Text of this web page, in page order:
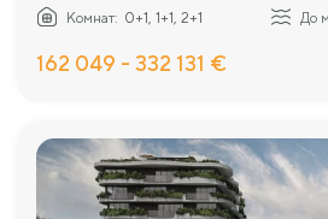
Комнат: 0+1, 1+1, 2+1 До
162 049 - 332 131 €